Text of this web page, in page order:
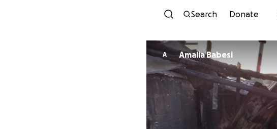
Search Donate
A Amalia Babesi